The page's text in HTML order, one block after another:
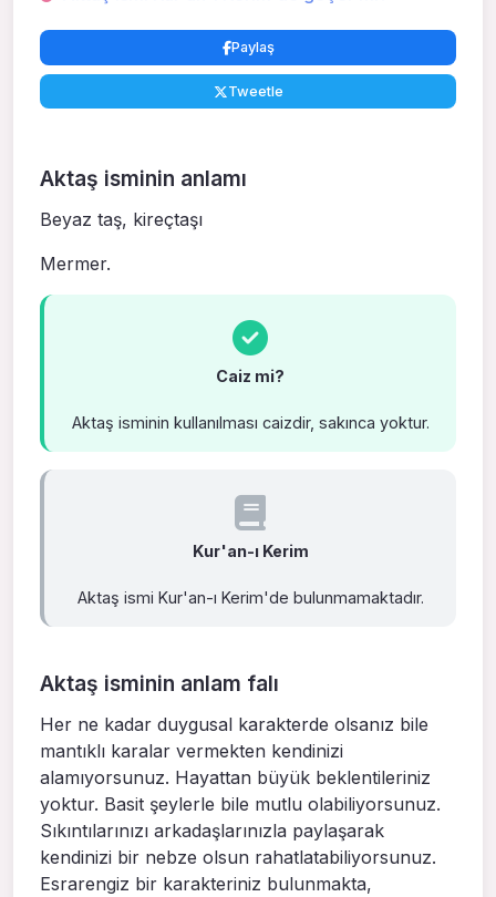
Paylaş
Tweetle
Aktaş isminin anlamı
Beyaz taş, kireçtaşı
Mermer.
Caiz mi?
Aktaş isminin kullanılması caizdir, sakınca yoktur.
Kur'an-ı Kerim
Aktaş ismi Kur'an-ı Kerim'de bulunmamaktadır.
Aktaş isminin anlam falı
Her ne kadar duygusal karakterde olsanız bile
mantıklı karalar vermekten kendinizi
alamıyorsunuz. Hayattan büyük beklentileriniz
yoktur. Basit şeylerle bile mutlu olabiliyorsunuz.
Sıkıntılarınızı arkadaşlarınızla paylaşarak
kendinizi bir nebze olsun rahatlatabiliyorsunuz.
Esrarengiz bir karakteriniz bulunmakta,